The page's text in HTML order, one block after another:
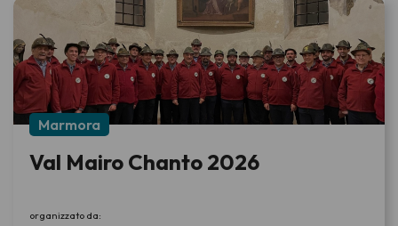
Marmora
Val Mairo Chanto 2026
organizzato da: